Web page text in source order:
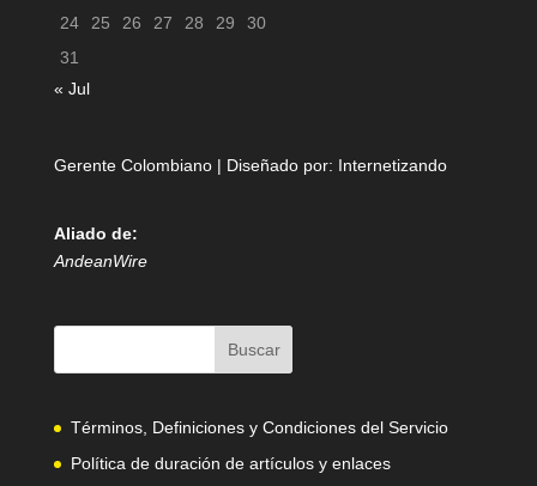
24
25 26 27 28 29
30
31
« Jul
Gerente Colombiano | Diseñado por: Internetizando
Aliado de:
AndeanWire
Términos, Definiciones y Condiciones del Servicio
Política de duración de artículos y enlaces